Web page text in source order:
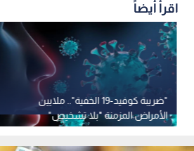
اقرأ أيضاً
"ضريبة كوفيد-19 الخفية".. ملايين
الأمراض المزمنة "بلا تشخيص"
والخطر يتزايد